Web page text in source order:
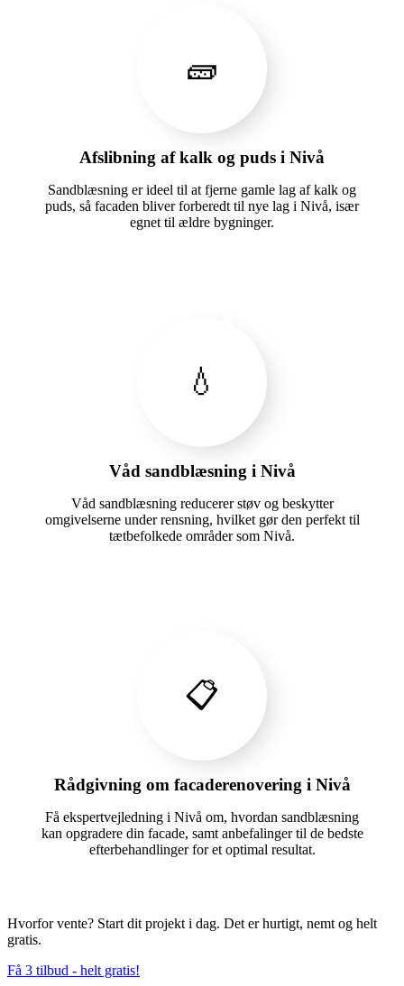
🧱
Afslibning af kalk og puds i Nivå
Sandblæsning er ideel til at fjerne gamle lag af kalk og
puds, så facaden bliver forberedt til nye lag i Nivå, især
egnet til ældre bygninger.
💧
Våd sandblæsning i Nivå
Våd sandblæsning reducerer støv og beskytter
omgivelserne under rensning, hvilket gør den perfekt til
tætbefolkede områder som Nivå.
📋
Rådgivning om facaderenovering i Nivå
Få ekspertvejledning i Nivå om, hvordan sandblæsning
kan opgradere din facade, samt anbefalinger til de bedste
efterbehandlinger for et optimal resultat.
Hvorfor vente? Start dit projekt i dag. Det er hurtigt, nemt og helt
gratis.
Få 3 tilbud - helt gratis!